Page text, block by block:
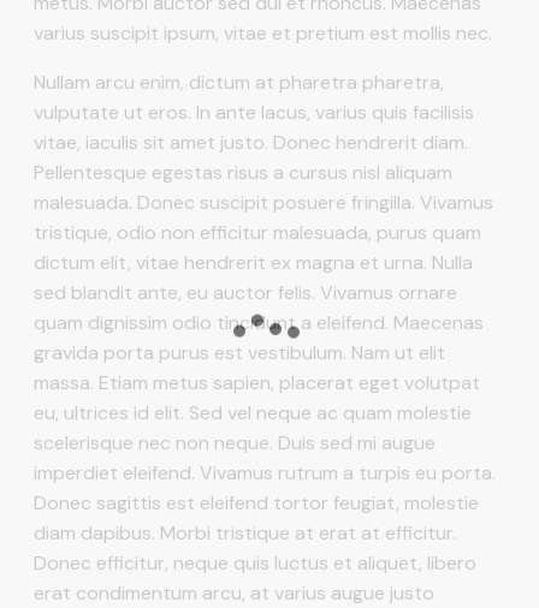
varius suscipit ipsum, vitae et pretium est mollis nec.
Nullam arcu enim, dictum at pharetra pharetra,
vulputate ut eros. In ante lacus, varius quis facilisis
vitae, iaculis sit amet justo. Donec hendrerit diam.
Pellentesque egestas risus a cursus nisl aliquam
malesuada. Donec suscipit posuere fringilla. Vivamus
tristique, odio non efficitur malesuada, purus quam
dictum elit, vitae hendrerit ex magna et urna. Nulla
sed blandit ante, eu auctor felis. Vivamus ornare
quam dignissim odio tincidunt a eleifend. Maecenas
gravida porta purus est vestibulum. Nam ut elit
massa. Etiam metus sapien, placerat eget volutpat
eu, ultrices id elit. Sed vel neque ac quam molestie
scelerisque nec non neque. Duis sed mi augue
imperdiet eleifend. Vivamus rutrum a turpis eu porta.
Donec sagittis est eleifend tortor feugiat, molestie
diam dapibus. Morbi tristique at erat at efficitur.
Donec efficitur, neque quis luctus et aliquet, libero
erat condimentum arcu, at varius augue justo